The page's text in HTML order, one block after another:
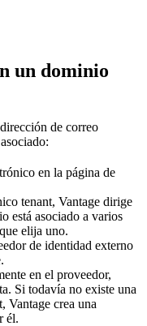
un dominio
de correo
en la página de
tenant, Vantage dirige
está asociado a varios
elija uno.
de identidad externo
en el proveedor,
Si todavía no existe una
Vantage crea una
él.